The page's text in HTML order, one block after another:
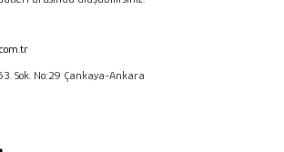
Sok. No:29 Çankaya-Ankara